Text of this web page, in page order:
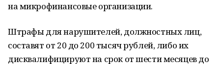
на микрофинансовые организации.
Штрафы для нарушителей, должностных лиц,
составят от 20 до 200 тысяч рублей, либо их
дисквалифицируют на срок от шести месяцев до